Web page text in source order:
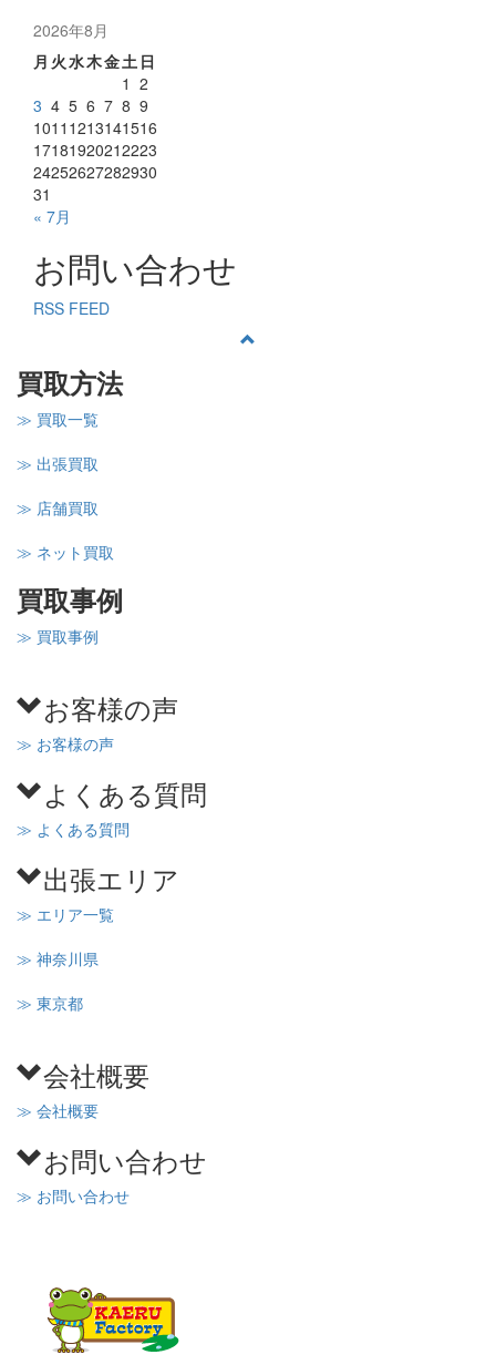
2026年8月
月 火水木金土 日
1 2
3 4 5 6 7 8 9
1011 1213141516
17181920212223
24252627282930
31
« 7月
お問い合わせ
RSS FEED
買取方法
≫ 買取一覧
≫ 出張買取
≫ 店舗買取
≫ ネット買取
買取事例
≫ 買取事例
お客様の声
≫ お客様の声
よくある質問
≫ よくある質問
出張エリア
≫ エリア一覧
≫ 神奈川県
≫ 東京都
会社概要
≫ 会社概要
お問い合わせ
≫ お問い合わせ